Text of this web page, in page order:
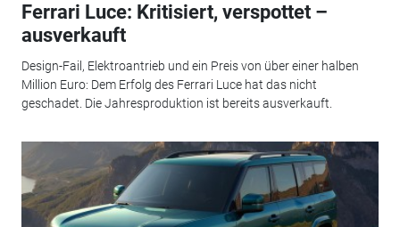
Ferrari Luce: Kritisiert, verspottet –
ausverkauft
Design-Fail, Elektroantrieb und ein Preis von über einer halben
Million Euro: Dem Erfolg des Ferrari Luce hat das nicht
geschadet. Die Jahresproduktion ist bereits ausverkauft.